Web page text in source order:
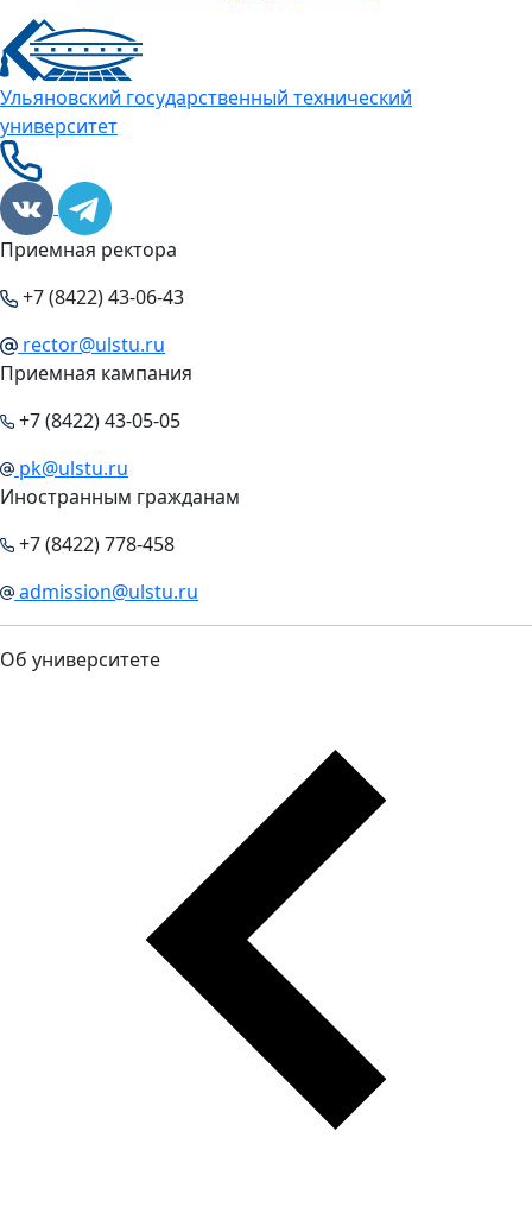
Ульяновский государственный технический
университет
Приемная ректора
+7 (8422) 43-06-43
rector@ulstu.ru
Приемная кампания
+7 (8422) 43-05-05
pk@ulstu.ru
Иностранным гражданам
+7 (8422) 778-458
admission@ulstu.ru
Об университете